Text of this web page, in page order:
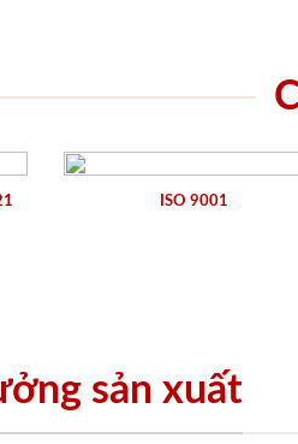
ISO 9001
sản xuất